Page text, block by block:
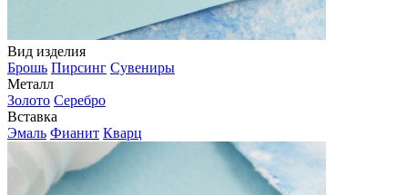
Вид изделия
Брошь Пирсинг Сувениры
Металл
Золото Серебро
Вставка
Эмаль Фианит Кварц